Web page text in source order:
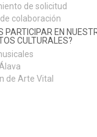
de solicitud
colaboración
PARTICIPAR EN
CULTURALES?
de Arte Vital